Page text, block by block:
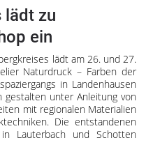
lädt zu
ein
lädt am 26. und 27.
Naturdruck – Farben der
in Landenhausen
gestalten unter Anleitung von
mit regionalen Materialien
Die entstandenen
Lauterbach und Schotten